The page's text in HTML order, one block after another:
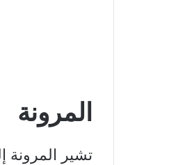
المرونة
تشير